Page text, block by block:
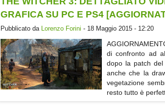
GRAFICA SU PC E PS4
Pubblicato da Lorenzo Forini - 18 Maggio 2015 - 12:20
di confronto ad
dopo la patch
anche che la
vegetazione
resto tutto è